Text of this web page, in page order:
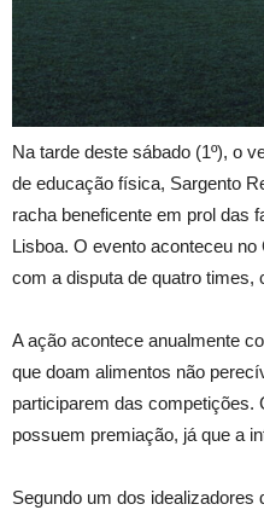
Na tarde deste sábado (1º), o
de educação física, Sargento
racha beneficente em prol das
Lisboa. O evento aconteceu
com a disputa de quatro times,
A ação acontece anualmente
que doam alimentos não
participarem das competições.
possuem premiação, já que a
Segundo um dos idealizadores